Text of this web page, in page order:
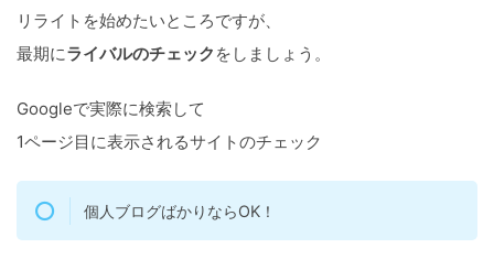
リライトを始めたいところですが、
最期にライバルのチェック をしましょう。
Googleで実際に検索して
1ページ目に表示されるサイトのチェック
個人ブログばかりならOK！